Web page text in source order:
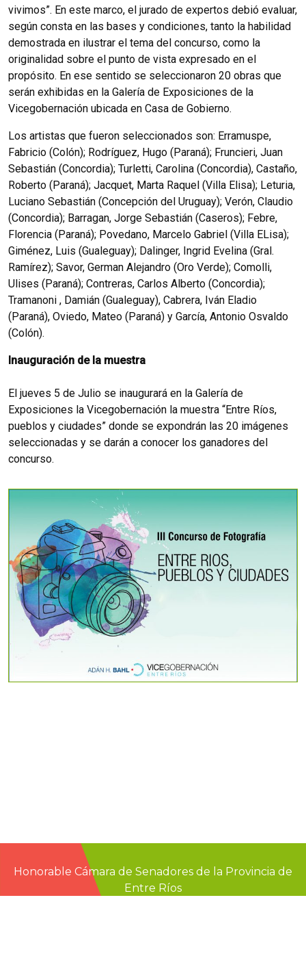
vivimos”. En este marco, el jurado de expertos debió evaluar,
según consta en las bases y condiciones, tanto la habilidad
demostrada en ilustrar el tema del concurso, como la
originalidad sobre el punto de vista expresado en el
propósito. En ese sentido se seleccionaron 20 obras que
serán exhibidas en la Galería de Exposiciones de la
Vicegobernación ubicada en Casa de Gobierno.
Los artistas que fueron seleccionados son: Erramuspe,
Fabricio (Colón); Rodríguez, Hugo (Paraná); Fruncieri, Juan
Sebastián (Concordia); Turletti, Carolina (Concordia), Castaño,
Roberto (Paraná); Jacquet, Marta Raquel (Villa Elisa); Leturia,
Luciano Sebastián (Concepción del Uruguay); Verón, Claudio
(Concordia); Barragan, Jorge Sebastián (Caseros); Febre,
Florencia (Paraná); Povedano, Marcelo Gabriel (Villa ELisa);
Giménez, Luis (Gualeguay); Dalinger, Ingrid Evelina (Gral.
Ramírez); Savor, German Alejandro (Oro Verde); Comolli,
Ulises (Paraná); Contreras, Carlos Alberto (Concordia);
Tramanoni , Damián (Gualeguay), Cabrera, Iván Eladio
(Paraná), Oviedo, Mateo (Paraná) y García, Antonio Osvaldo
(Colón).
Inauguración de la muestra
El jueves 5 de Julio se inaugurará en la Galería de
Exposiciones la Vicegobernación la muestra “Entre Ríos,
pueblos y ciudades” donde se expondrán las 20 imágenes
seleccionadas y se darán a conocer los ganadores del
concurso.
Honorable Cámara de Senadores de la Provincia de
Entre Ríos